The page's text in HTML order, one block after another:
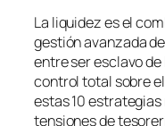
La liquidez es el
gestión avanzada
entre ser esclavo
control total sobre
estas 10
tensiones de